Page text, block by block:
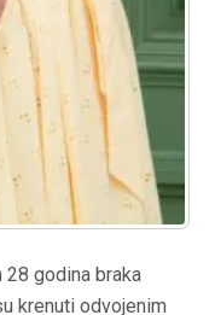
godina braka
krenuti odvojenim